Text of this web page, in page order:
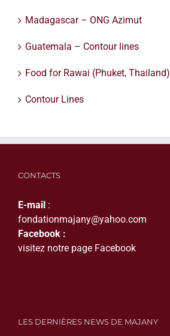
Madagascar – ONG Azimut
Guatemala – Contour lines
Food for Rawai (Phuket, Thailand)
Contour Lines
CONTACTS
E-mail :
fondationmajany@yahoo.com
Facebook :
visitez notre page Facebook
LES DERNIÈRES NEWS DE MAJANY